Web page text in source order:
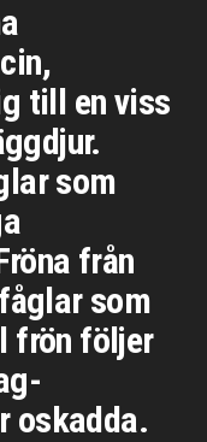
till en viss
som
från
som
frön följer
oskadda.